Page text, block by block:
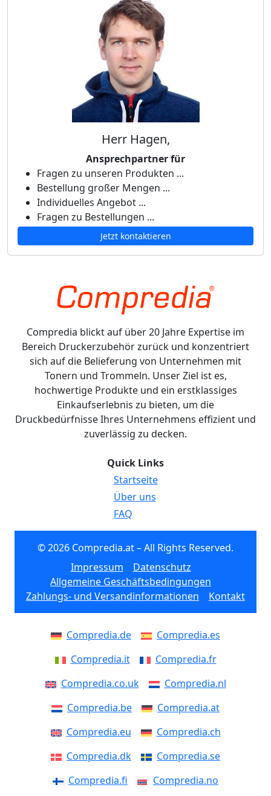
Herr Hagen,
Ansprechpartner für
Fragen zu unseren Produkten ...
Bestellung großer Mengen ...
Individuelles Angebot ...
Fragen zu Bestellungen ...
Jetzt kontaktieren
Compredia blickt auf über 20 Jahre Expertise im
Bereich Druckerzubehör zurück und konzentriert
sich auf die Belieferung von Unternehmen mit
Tonern und Trommeln. Unser Ziel ist es,
hochwertige Produkte und ein erstklassiges
Einkaufserlebnis zu bieten, um die
Druckbedürfnisse Ihres Unternehmens effizient und
zuverlässig zu decken.
Quick Links
Startseite
Über uns
FAQ
© 2026 Compredia.at – All Rights Reserved.
Impressum
Datenschutz
Allgemeine Geschäftsbedingungen
Zahlungs- und Versandinformationen
Kontakt
Compredia.de
Compredia.es
Compredia.it
Compredia.fr
Compredia.co.uk
Compredia.nl
Compredia.be
Compredia.at
Compredia.eu
Compredia.ch
Compredia.dk
Compredia.se
Compredia.fi
Compredia.no